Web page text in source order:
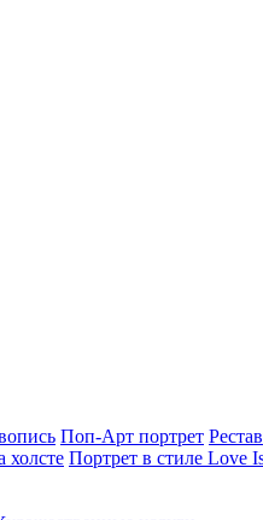
Поп-Арт портрет
холсте Портрет в стиле Love